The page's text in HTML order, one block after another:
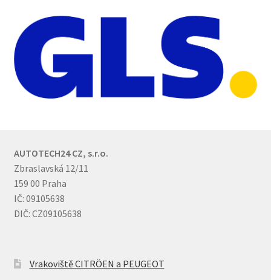
AUTOTECH24 CZ, s.r.o.
Zbraslavská 12/11
159 00 Praha
IČ: 09105638
DIČ: CZ09105638
Vrakoviště CITRÖEN a PEUGEOT